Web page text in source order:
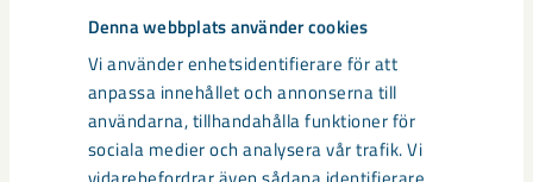
Denna webbplats använder cookies
Vi använder enhetsidentifierare för att
anpassa innehållet och annonserna till
användarna, tillhandahålla funktioner för
sociala medier och analysera vår trafik. Vi
Utredningarna av fyndigheten är fortfarande i ett relativt
tidigt skede, men fyndigheten har potential att spela en
viktig roll i att stärka EU:s strategiska råvaruförsörjning.
En järnmalmsfyndighet med höga halter av magnetit